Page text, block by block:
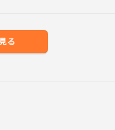
る